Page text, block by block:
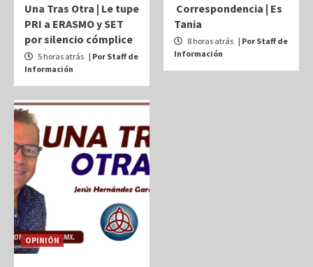
Una Tras Otra | Le tupe
PRI a ERASMO y SET
por silencio cómplice
5 horas atrás | Por Staff de
Información
Correspondencia | Es
Tania
8 horas atrás | Por Staff de
Información
OPINIÓN